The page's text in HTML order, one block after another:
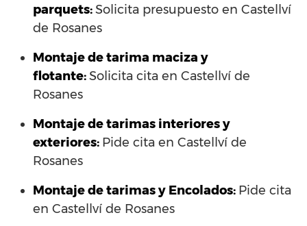
parquets:Solicita presupuesto en Castellví
de Rosanes
Montaje de tarima maciza y
flotante:Solicita cita en Castellví de
Rosanes
Montaje de tarimas interiores y
exteriores: Pide cita en Castellví de
Rosanes
Montaje de tarimas y Encolados: Pide cita
en Castellví de Rosanes